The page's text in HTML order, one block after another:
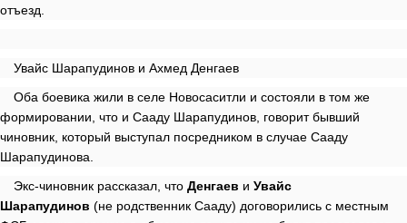
отъезд.
Увайс Шарапудинов и Ахмед Денгаев
Оба боевика жили в селе Новосаситли и состояли в том же
формировании, что и Сааду Шарапудинов, говорит бывший
чиновник, который выступал посредником в случае Сааду
Шарапудинова.
Экс-чиновник рассказал, что Денгаев и Увайс
Шарапудинов (не родственник Сааду) договорились с местным